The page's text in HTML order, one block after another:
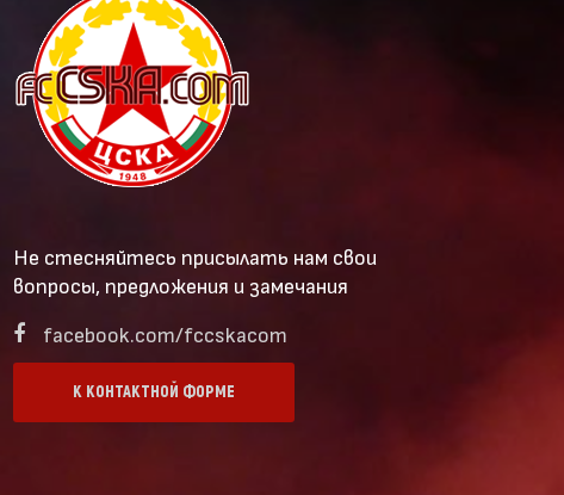
Не стесняйтесь присылать нам свои
вопросы, предложения и замечания
facebook.com/fccskacom
К КОНТАКТНОЙ ФОРМЕ